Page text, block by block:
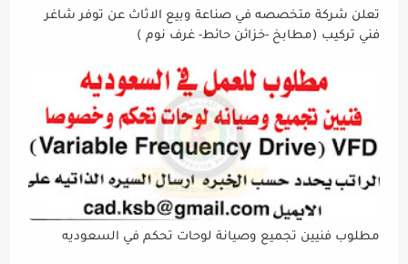
تعلن شركة متخصصه في صناعة وبيع الاثاث عن توفر شاغر
فني تركيب (مطابخ -خزائن حائط- غرف نوم )
مطلوب فنيين تجميع وصيانة لوحات تحكم في السعوديه